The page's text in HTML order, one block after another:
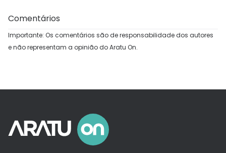
Comentários
Importante: Os comentários são de responsabilidade dos autores
e não representam a opinião do Aratu On.